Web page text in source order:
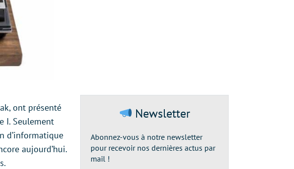
ont présenté
I. Seulement
d’informatique
aujourd’hui.
Newsletter
Abonnez-vous à notre newsletter
pour recevoir nos dernières actus par
mail !